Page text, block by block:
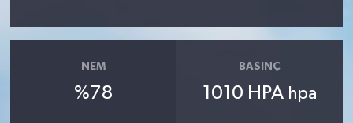
NEM
%78
BASINÇ
1010 HPA hpa